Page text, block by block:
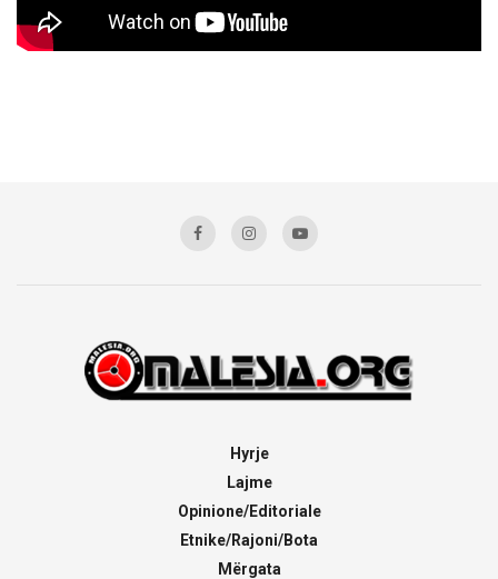
Hyrje
Lajme
Opinione/Editoriale
Etnike/Rajoni/Bota
Mërgata